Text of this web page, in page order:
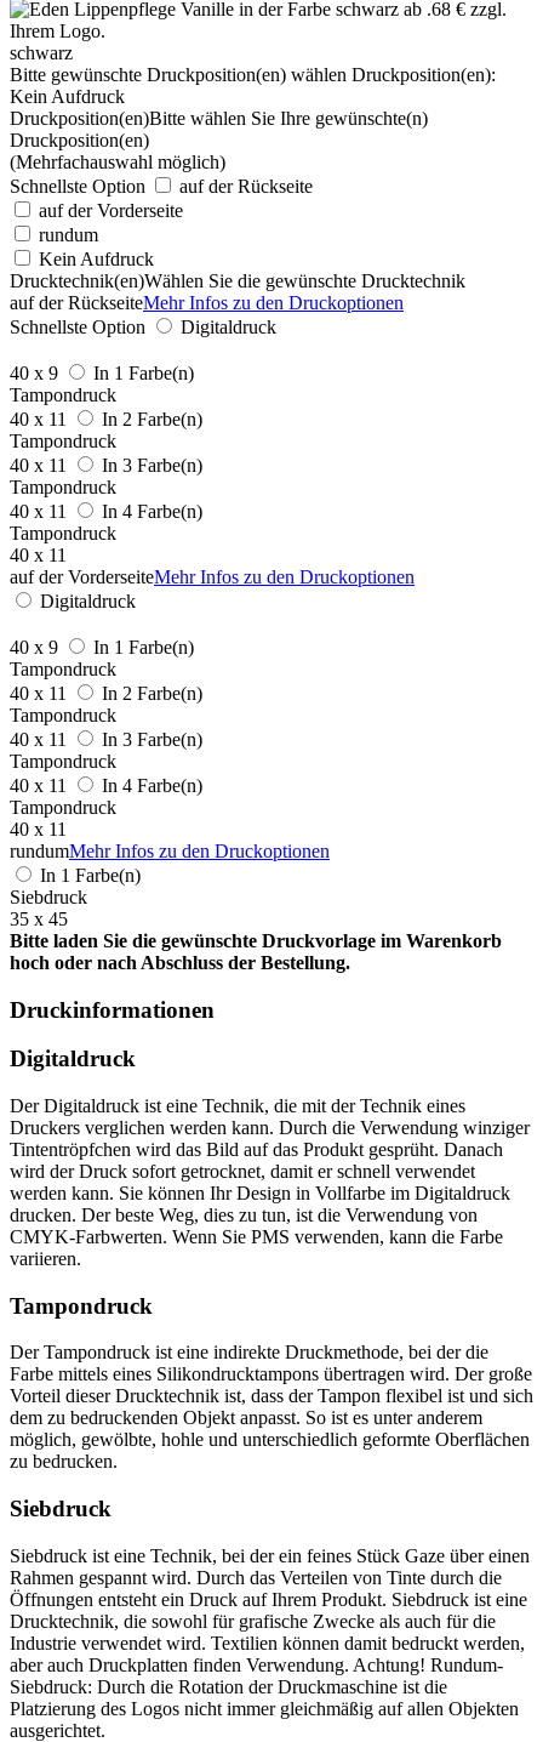
schwarz
Bitte gewünschte Druckposition(en) wählen Druckposition(en):
Kein Aufdruck
Druckposition(en)Bitte wählen Sie Ihre gewünschte(n)
Druckposition(en)
(Mehrfachauswahl möglich)
Schnellste Option
auf der Rückseite
auf der Vorderseite
rundum
Kein Aufdruck
Drucktechnik(en)Wählen Sie die gewünschte Drucktechnik
auf der RückseiteMehr Infos zu den Druckoptionen
Schnellste Option
Digitaldruck
40 x 9
In 1 Farbe(n)
Tampondruck
40 x 11
In 2 Farbe(n)
Tampondruck
40 x 11
In 3 Farbe(n)
Tampondruck
40 x 11
In 4 Farbe(n)
Tampondruck
40 x 11
auf der VorderseiteMehr Infos zu den Druckoptionen
Digitaldruck
40 x 9
In 1 Farbe(n)
Tampondruck
40 x 11
In 2 Farbe(n)
Tampondruck
40 x 11
In 3 Farbe(n)
Tampondruck
40 x 11
In 4 Farbe(n)
Tampondruck
40 x 11
rundumMehr Infos zu den Druckoptionen
In 1 Farbe(n)
Siebdruck
35 x 45
Bitte laden Sie die gewünschte Druckvorlage im Warenkorb
hoch oder nach Abschluss der Bestellung.
Druckinformationen
Digitaldruck
Der Digitaldruck ist eine Technik, die mit der Technik eines
Druckers verglichen werden kann. Durch die Verwendung winziger
Tintentröpfchen wird das Bild auf das Produkt gesprüht. Danach
wird der Druck sofort getrocknet, damit er schnell verwendet
werden kann. Sie können Ihr Design in Vollfarbe im Digitaldruck
drucken. Der beste Weg, dies zu tun, ist die Verwendung von
CMYK-Farbwerten. Wenn Sie PMS verwenden, kann die Farbe
variieren.
Tampondruck
Der Tampondruck ist eine indirekte Druckmethode, bei der die
Farbe mittels eines Silikondrucktampons übertragen wird. Der große
Vorteil dieser Drucktechnik ist, dass der Tampon flexibel ist und sich
dem zu bedruckenden Objekt anpasst. So ist es unter anderem
möglich, gewölbte, hohle und unterschiedlich geformte Oberflächen
zu bedrucken.
Siebdruck
Siebdruck ist eine Technik, bei der ein feines Stück Gaze über einen
Rahmen gespannt wird. Durch das Verteilen von Tinte durch die
Öffnungen entsteht ein Druck auf Ihrem Produkt. Siebdruck ist eine
Drucktechnik, die sowohl für grafische Zwecke als auch für die
Industrie verwendet wird. Textilien können damit bedruckt werden,
aber auch Druckplatten finden Verwendung. Achtung! Rundum-
Siebdruck: Durch die Rotation der Druckmaschine ist die
Platzierung des Logos nicht immer gleichmäßig auf allen Objekten
ausgerichtet.